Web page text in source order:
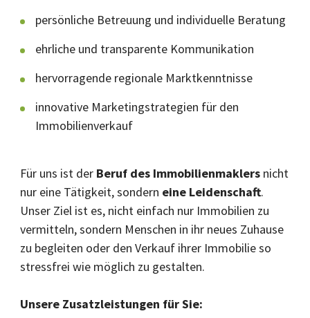
persönliche Betreuung und individuelle Beratung
ehrliche und transparente Kommunikation
hervorragende regionale Marktkenntnisse
innovative Marketingstrategien für den
Immobilienverkauf
Für uns ist der Beruf des Immobilienmaklers nicht
nur eine Tätigkeit, sondern eine Leidenschaft.
Unser Ziel ist es, nicht einfach nur Immobilien zu
vermitteln, sondern Menschen in ihr neues Zuhause
zu begleiten oder den Verkauf ihrer Immobilie so
stressfrei wie möglich zu gestalten.
Unsere Zusatzleistungen für Sie: